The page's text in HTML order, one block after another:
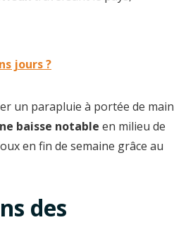
jours ?
un parapluie à portée de main
baisse notable en milieu de
en fin de semaine grâce au
des